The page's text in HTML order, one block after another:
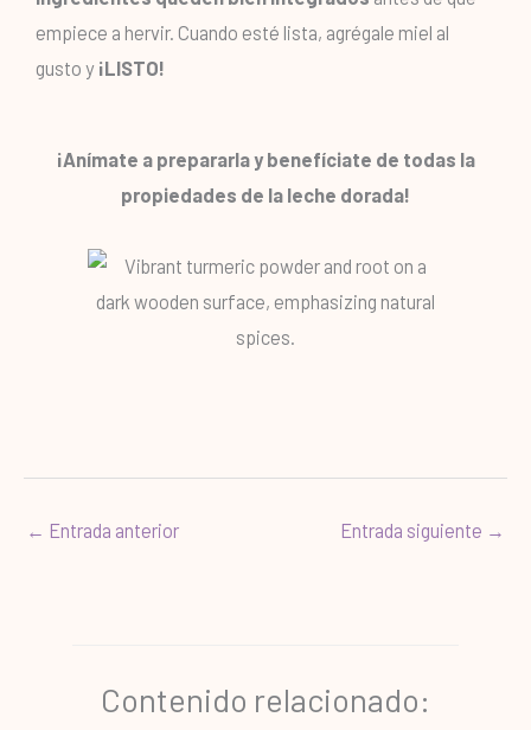
empiece a hervir. Cuando esté lista, agrégale miel al
gusto y ¡LISTO!
¡Anímate a prepararla y benefíciate de todas la
propiedades de la leche dorada!
← Entrada anterior Entrada siguiente →
Contenido relacionado: